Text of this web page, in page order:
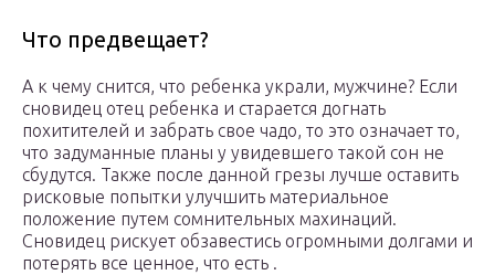
Что предвещает?
А к чему снится, что ребенка украли, мужчине? Если
сновидец отец ребенка и старается догнать
похитителей и забрать свое чадо, то это означает то,
что задуманные планы у увидевшего такой сон не
сбудутся. Также после данной грезы лучше оставить
рисковые попытки улучшить материальное
положение путем сомнительных махинаций.
Сновидец рискует обзавестись огромными долгами и
потерять все ценное, что есть .